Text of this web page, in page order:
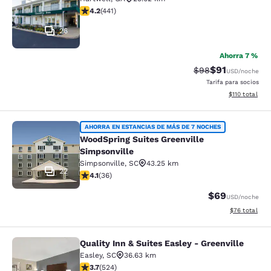
26
Calificación de 4.2 estrellas. Excelente. 441 reseñas
4.2(441)
Ahorra 7 %
Tarifa tachada:
$98Tarifa
$91USD/noche
Tarifa para socios
Ver detalles
$110 total
WoodSpring Suites Greenville
22
AHORRA EN ESTANCIAS DE MÁS DE 7 NOCHES
WoodSpring Suites Greenville
Simpsonville
Simpsonville, SC
43.25 km
Calificación de 4.08 estrellas. Muy bueno. 36 reseñas
4.1(36)
$69USD/noche
Ver detalles
$76 total
Quality Inn & Suites Easley -
Quality Inn & Suites Easley - Greenville
Easley, SC
36.63 km
Calificación de 3.7 estrellas. Bueno. 524 reseñas
3.7(524)